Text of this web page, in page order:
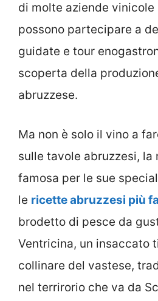
di molte aziende
possono partecipare a
guidate e tour
scoperta della
abruzzese.
Ma non è solo il vino a
sulle tavole abruzzesi, la
famosa per le sue
le ricette abruzzesi più
brodetto di pesce da
Ventricina, un insaccato
collinare del vastese,
nel terrirorio che va da